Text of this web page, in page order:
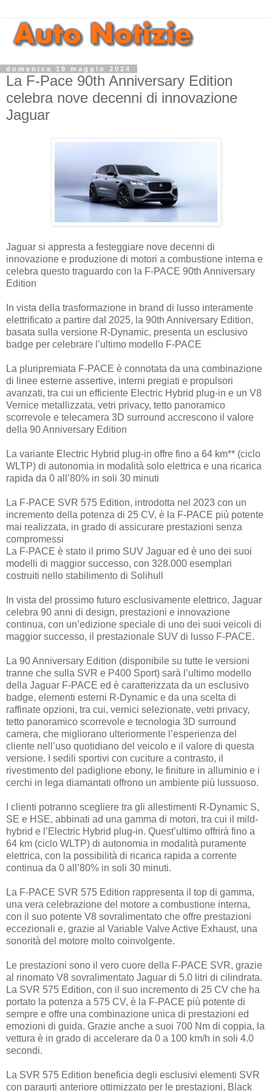
domenica 19 maggio 2024
La F-Pace 90th Anniversary Edition
celebra nove decenni di innovazione
Jaguar
Jaguar si appresta a festeggiare nove decenni di
innovazione e produzione di motori a combustione interna e
celebra questo traguardo con la F-PACE 90th Anniversary
Edition
In vista della trasformazione in brand di lusso interamente
elettrificato a partire dal 2025, la 90th Anniversary Edition,
basata sulla versione R-Dynamic, presenta un esclusivo
badge per celebrare l’ultimo modello F-PACE
La pluripremiata F-PACE è connotata da una combinazione
di linee esterne assertive, interni pregiati e propulsori
avanzati, tra cui un efficiente Electric Hybrid plug-in e un V8
Vernice metallizzata, vetri privacy, tetto panoramico
scorrevole e telecamera 3D surround accrescono il valore
della 90 Anniversary Edition
La variante Electric Hybrid plug-in offre fino a 64 km** (ciclo
WLTP) di autonomia in modalità solo elettrica e una ricarica
rapida da 0 all’80% in soli 30 minuti
La F-PACE SVR 575 Edition, introdotta nel 2023 con un
incremento della potenza di 25 CV, è la F-PACE più potente
mai realizzata, in grado di assicurare prestazioni senza
compromessi
La F-PACE è stato il primo SUV Jaguar ed è uno dei suoi
modelli di maggior successo, con 328.000 esemplari
costruiti nello stabilimento di Solihull
In vista del prossimo futuro esclusivamente elettrico, Jaguar
celebra 90 anni di design, prestazioni e innovazione
continua, con un’edizione speciale di uno dei suoi veicoli di
maggior successo, il prestazionale SUV di lusso F-PACE.
La 90 Anniversary Edition (disponibile su tutte le versioni
tranne che sulla SVR e P400 Sport) sarà l’ultimo modello
della Jaguar F-PACE ed è caratterizzata da un esclusivo
badge, elementi esterni R-Dynamic e da una scelta di
raffinate opzioni, tra cui, vernici selezionate, vetri privacy,
tetto panoramico scorrevole e tecnologia 3D surround
camera, che migliorano ulteriormente l’esperienza del
cliente nell’uso quotidiano del veicolo e il valore di questa
versione. I sedili sportivi con cuciture a contrasto, il
rivestimento del padiglione ebony, le finiture in alluminio e i
cerchi in lega diamantati offrono un ambiente più lussuoso.
I clienti potranno scegliere tra gli allestimenti R-Dynamic S,
SE e HSE, abbinati ad una gamma di motori, tra cui il mild-
hybrid e l’Electric Hybrid plug-in. Quest’ultimo offrirà fino a
64 km (ciclo WLTP) di autonomia in modalità puramente
elettrica, con la possibilità di ricarica rapida a corrente
continua da 0 all’80% in soli 30 minuti.
La F-PACE SVR 575 Edition rappresenta il top di gamma,
una vera celebrazione del motore a combustione interna,
con il suo potente V8 sovralimentato che offre prestazioni
eccezionali e, grazie al Variable Valve Active Exhaust, una
sonorità del motore molto coinvolgente.
Le prestazioni sono il vero cuore della F-PACE SVR, grazie
al rinomato V8 sovralimentato Jaguar di 5.0 litri di cilindrata.
La SVR 575 Edition, con il suo incremento di 25 CV che ha
portato la potenza a 575 CV, è la F-PACE più potente di
sempre e offre una combinazione unica di prestazioni ed
emozioni di guida. Grazie anche a suoi 700 Nm di coppia, la
vettura è in grado di accelerare da 0 a 100 km/h in soli 4.0
secondi.
La SVR 575 Edition beneficia degli esclusivi elementi SVR
con paraurti anteriore ottimizzato per le prestazioni, Black